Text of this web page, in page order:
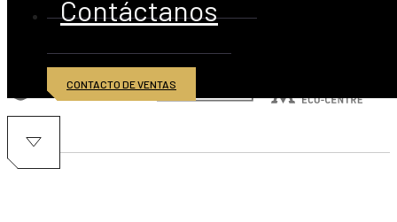
Contáctanos
CONTACTO DE VENTAS